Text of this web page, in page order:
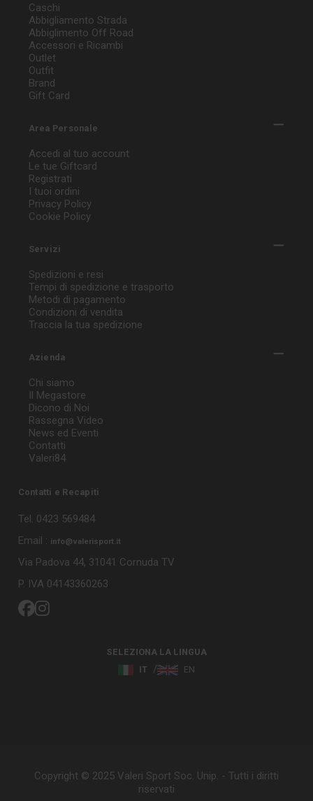
Caschi
Abbigliamento Strada
Abbiglimento Off Road
Accessori e Ricambi
Outlet
Outfit
Brand
Gift Card
Area Personale
Accedi al tuo account
Le tue Giftcard
Registrati
I tuoi ordini
Privacy Policy
Cookie Policy
Servizi
Spedizioni e resi
Tempi di spedizione e trasporto
Metodi di pagamento
Condizioni di vendita
Traccia la tua spedizione
Azienda
Chi siamo
Il Megastore
Dicono di Noi
Rassegna Video
News ed Eventi
Contatti
Valeri84
Contatti e Recapiti
Tel. 0423 569484
Email : info@valerisport.it
Via Padova 44, 31041 Cornuda TV
P. IVA 04143360263
SELEZIONA LA LINGUA
IT
EN
Copyright © 2025 Valeri Sport Soc. Unip. - Tutti i diritti
riservati